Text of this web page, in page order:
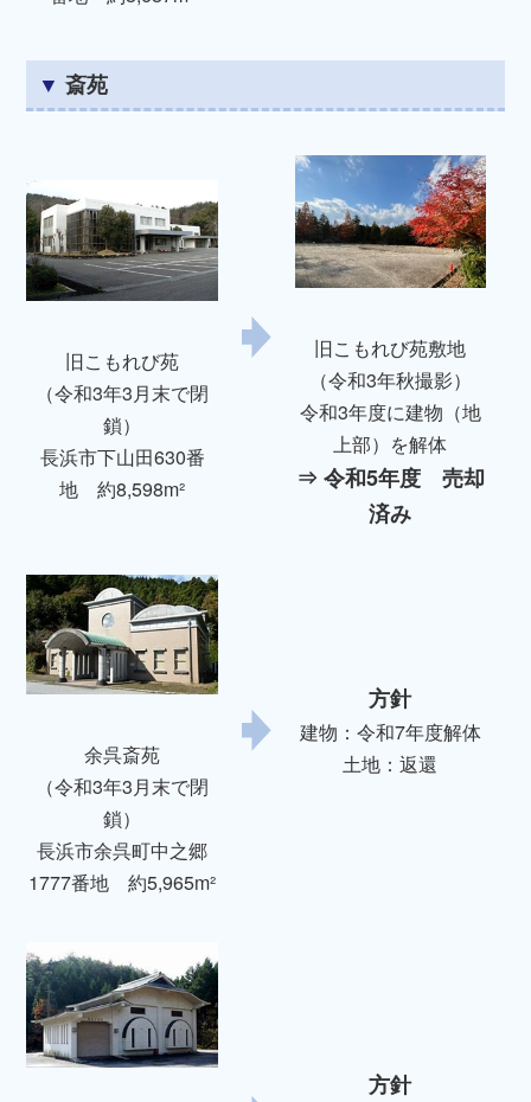
斎苑
旧こもれび苑
（令和3年3月末で閉
鎖）
長浜市下山田630番
地 約8,598m²
旧こもれび苑敷地
（令和3年秋撮影）
令和3年度に建物（地
上部）を解体
⇒ 令和5年度 売却
済み
余呉斎苑
（令和3年3月末で閉
鎖）
長浜市余呉町中之郷
1777番地 約5,965m²
方針
建物：令和7年度解体
土地：返還
方針